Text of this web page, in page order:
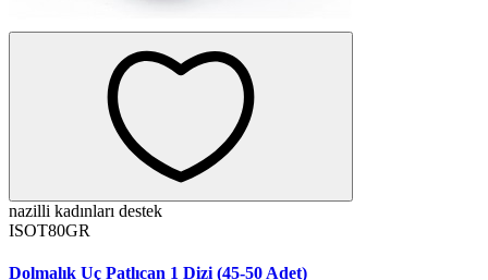
nazilli kadınları destek
ISOT80GR
Dolmalık Uç Patlıcan 1 Dizi (45-50 Adet)